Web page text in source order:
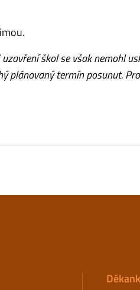
škol se však nemohl
plánovaný termín posunut.